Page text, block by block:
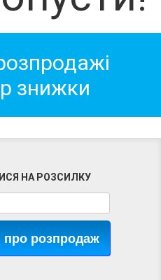
знижки
НА РОЗСИЛКУ
про розпродаж